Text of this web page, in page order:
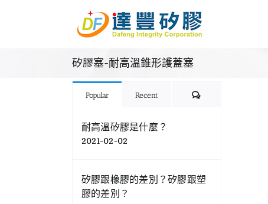
矽膠塞-耐高溫錐形護蓋塞
Popular Recent Comments
耐高溫矽膠是什麼？
2021-02-02
矽膠跟橡膠的差別？矽膠跟塑
膠的差別？